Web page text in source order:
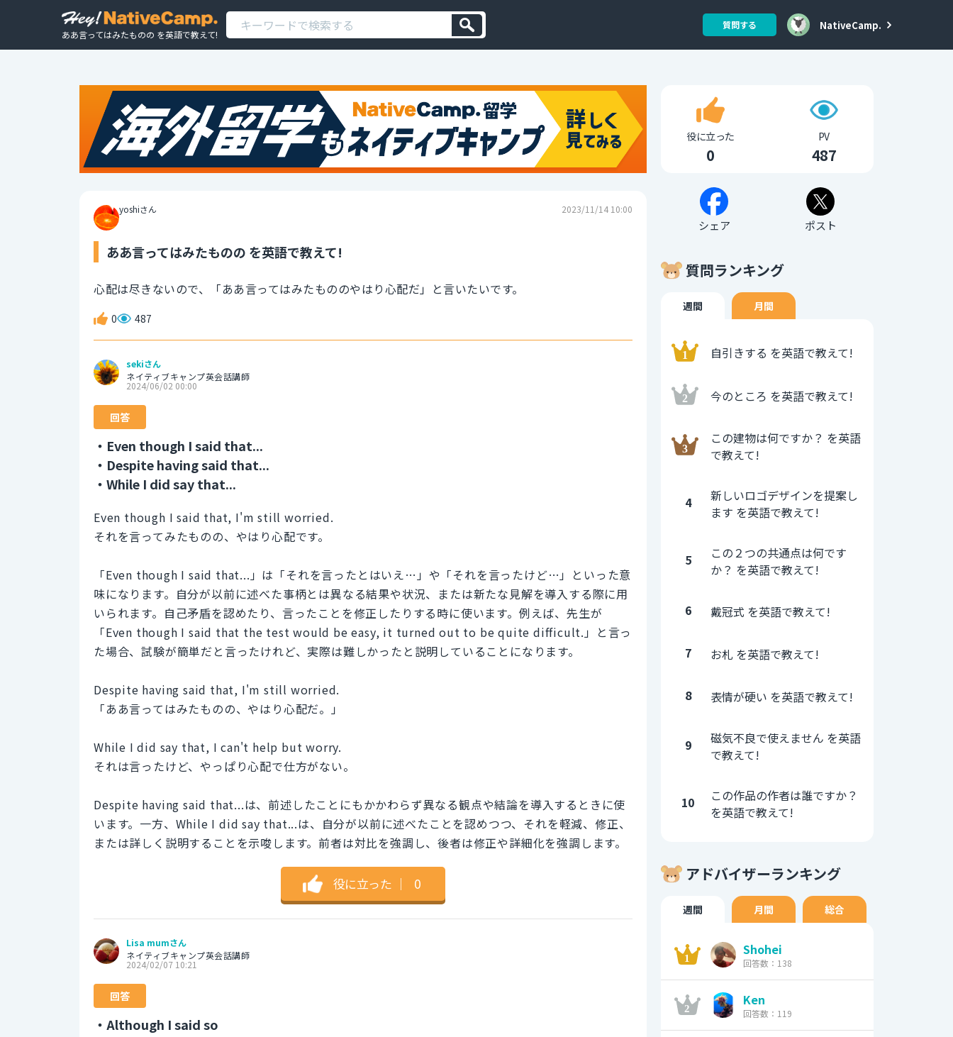
ああ言ってはみたものの を英語で教えて!
質問する NativeCamp.
yoshiさん 2023/11/14 10:00
ああ言ってはみたものの を英語で教えて!
心配は尽きないので、「ああ言ってはみたもののやはり心配だ」と言いたいです。
0 487
sekiさん
ネイティブキャンプ英会話講師
2024/06/02 00:00
回答
・Even though I said that...
・Despite having said that...
・While I did say that...
Even though I said that, I'm still worried.
それを言ってみたものの、やはり心配です。
「Even though I said that...」は「それを言ったとはいえ…」や「それを言ったけど…」といった意
味になります。自分が以前に述べた事柄とは異なる結果や状況、または新たな見解を導入する際に用
いられます。自己矛盾を認めたり、言ったことを修正したりする時に使います。例えば、先生が
「Even though I said that the test would be easy, it turned out to be quite difficult.」と言っ
た場合、試験が簡単だと言ったけれど、実際は難しかったと説明していることになります。
Despite having said that, I'm still worried.
「ああ言ってはみたものの、やはり心配だ。」
While I did say that, I can't help but worry.
それは言ったけど、やっぱり心配で仕方がない。
Despite having said that...は、前述したことにもかかわらず異なる観点や結論を導入するときに使
います。一方、While I did say that...は、自分が以前に述べたことを認めつつ、それを軽減、修正、
または詳しく説明することを示唆します。前者は対比を強調し、後者は修正や詳細化を強調します。
役に立った ｜ 0
Lisa mumさん
ネイティブキャンプ英会話講師
2024/02/07 10:21
回答
・Although I said so
役に立った
0
PV
487
シェア ポスト
質問ランキング
週間 月間
自引きする を英語で教えて!
今のところ を英語で教えて!
この建物は何ですか？ を英語
で教えて!
4
新しいロゴデザインを提案し
ます を英語で教えて!
5
この２つの共通点は何です
か？ を英語で教えて!
6 戴冠式 を英語で教えて!
7 お札 を英語で教えて!
8 表情が硬い を英語で教えて!
9
磁気不良で使えません を英語
で教えて!
10
この作品の作者は誰ですか？
を英語で教えて!
アドバイザーランキング
週間 月間 総合
Shohei
回答数：138
Ken
回答数：119